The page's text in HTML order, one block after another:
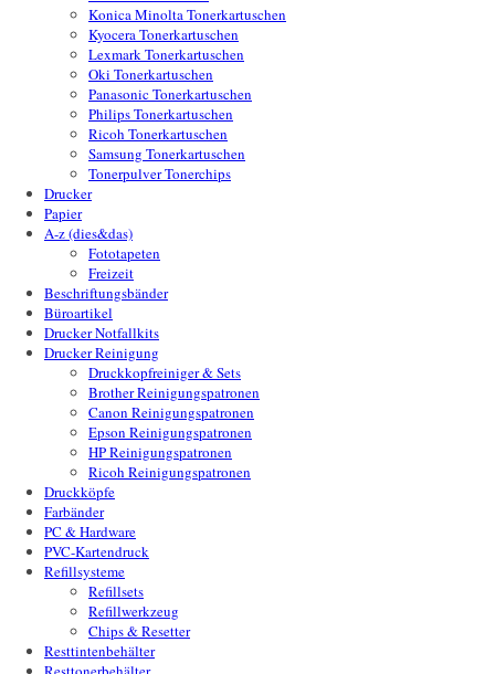
Konica Minolta Tonerkartuschen
Kyocera Tonerkartuschen
Lexmark Tonerkartuschen
Oki Tonerkartuschen
Panasonic Tonerkartuschen
Philips Tonerkartuschen
Ricoh Tonerkartuschen
Samsung Tonerkartuschen
Tonerpulver Tonerchips
Drucker
Papier
A-z (dies&das)
Fototapeten
Freizeit
Beschriftungsbänder
Büroartikel
Drucker Notfallkits
Drucker Reinigung
Druckkopfreiniger & Sets
Brother Reinigungspatronen
Canon Reinigungspatronen
Epson Reinigungspatronen
HP Reinigungspatronen
Ricoh Reinigungspatronen
Druckköpfe
Farbänder
PC & Hardware
PVC-Kartendruck
Refillsysteme
Refillsets
Refillwerkzeug
Chips & Resetter
Resttintenbehälter